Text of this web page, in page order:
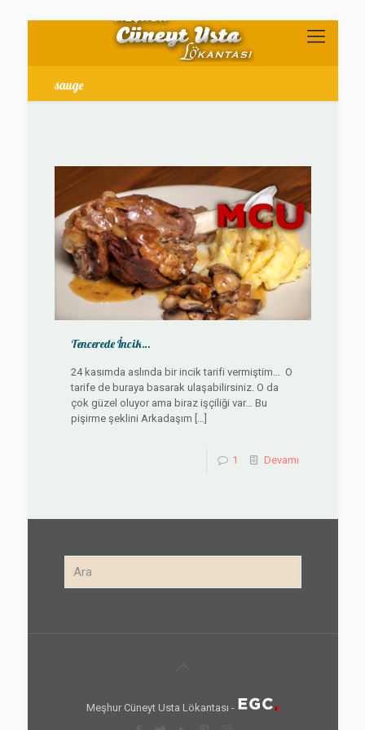
sauge
Tencerede İncik…
24 kasımda aslında bir incik tarifi vermiştim… O
tarife de buraya basarak ulaşabilirsiniz. O da
çok güzel oluyor ama biraz işçiliği var… Bu
pişirme şeklini Arkadaşım […]
1 Devamı
Meşhur Cüneyt Usta Lökantası -